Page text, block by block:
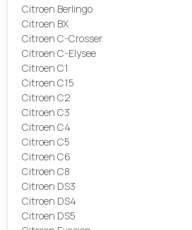
Citroen Berlingo
Citroen BX
Citroen C-Crosser
Citroen C-Elysee
Citroen C1
Citroen C15
Citroen C2
Citroen C3
Citroen C4
Citroen C5
Citroen C6
Citroen C8
Citroen DS3
Citroen DS4
Citroen DS5